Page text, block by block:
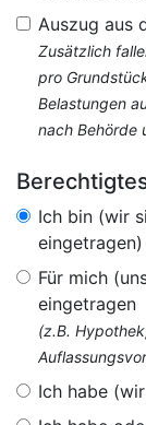
Auszug aus
Zusätzlich
pro
Belastungen
nach Behörde
Ich bin (wir
eingetragen)
Für mich
eingetragen
(z.B.
Ich habe